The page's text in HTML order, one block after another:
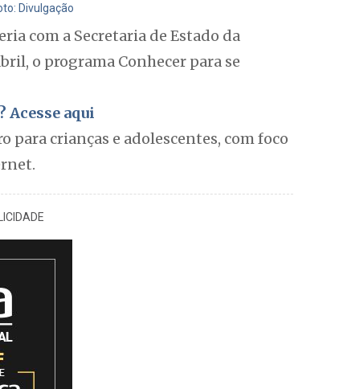
Divulgação
com a Secretaria de Estado da
o programa Conhecer para se
Acesse aqui
crianças e adolescentes, com foco